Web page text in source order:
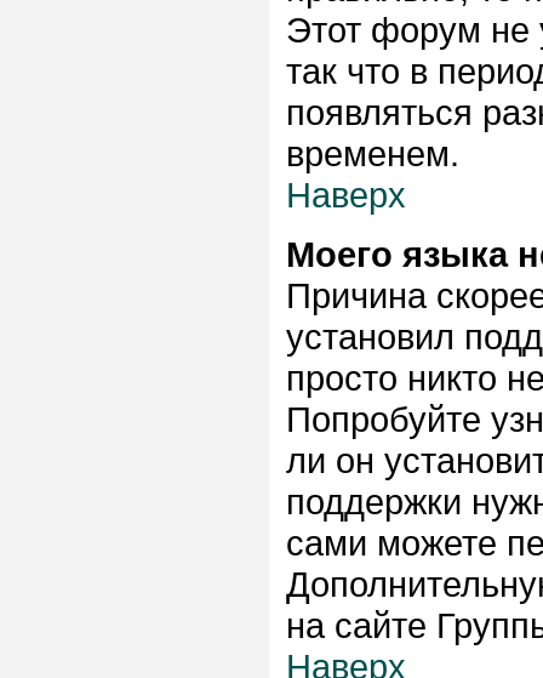
Этот форум не
так что в
появляться
временем.
Наверх
Моего языка
Причина
установил
просто никто
Попробуйте
ли он
поддержки
сами можете
на сайте
Наверх